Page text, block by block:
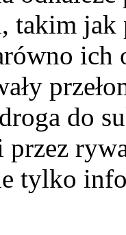
takim
do
przez
tylko